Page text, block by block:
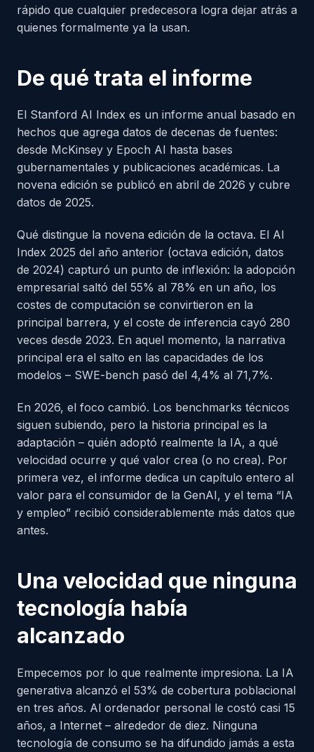
rápido que cualquier predecesora logra dejar atrás a
quienes formalmente ya la usan.
De qué trata el informe
El Stanford AI Index es un informe anual basado en
hechos que agrega datos de decenas de fuentes:
desde McKinsey y Epoch AI hasta bases
gubernamentales y publicaciones académicas. La
novena edición se publicó en abril de 2026 y cubre
datos de 2025.
Qué distingue la novena edición de la octava. El AI
Index 2025 del año anterior (octava edición, datos
de 2024) capturó un punto de inflexión: la adopción
empresarial saltó del 55% al 78% en un año, los
costes de computación se convirtieron en la
principal barrera, y el coste de inferencia cayó 280
veces desde 2023. En aquel momento, la narrativa
principal era el salto en las capacidades de los
modelos – SWE-bench pasó del 4,4% al 71,7%.
En 2026, el foco cambió. Los benchmarks técnicos
siguen subiendo, pero la historia principal es la
adaptación – quién adoptó realmente la IA, a qué
velocidad ocurre y qué valor crea (o no crea). Por
primera vez, el informe dedica un capítulo entero al
valor para el consumidor de la GenAI, y el tema “IA
y empleo” recibió considerablemente más datos que
antes.
Una velocidad que ninguna
tecnología había
alcanzado
Empecemos por lo que realmente impresiona. La IA
generativa alcanzó el 53% de cobertura poblacional
en tres años. Al ordenador personal le costó casi 15
años, a Internet – alrededor de diez. Ninguna
tecnología de consumo se ha difundido jamás a esta